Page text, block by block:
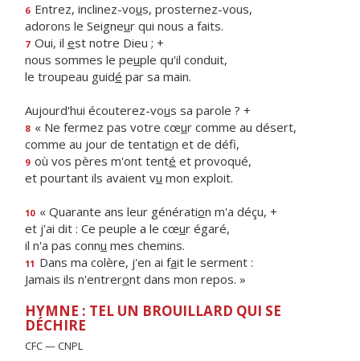
6 Entrez, inclinez-vous, prosternez-vous,
adorons le Seigneur qui nous a faits.
7 Oui, il est notre Dieu ; +
nous sommes le peuple qu'il conduit,
le troupeau guidé par sa main.
Aujourd'hui écouterez-vous sa parole ? +
8 « Ne fermez pas votre cœur comme au désert,
comme au jour de tentation et de défi,
9 où vos pères m'ont tenté et provoqué,
et pourtant ils avaient vu mon exploit.
10 « Quarante ans leur génération m'a déçu, +
et j'ai dit : Ce peuple a le cœur égaré,
il n'a pas connu mes chemins.
11 Dans ma colère, j'en ai fait le serment :
Jamais ils n'entreront dans mon repos. »
HYMNE : TEL UN BROUILLARD QUI SE
DÉCHIRE
CFC — CNPL